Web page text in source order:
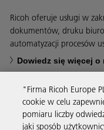
Ricoh oferuje usługi w
dokumentów, druku
automatyzacji procesów
Dowiedz się więcej
"Firma Ricoh Europe
cookie w celu
pomiaru liczby
jaki sposób